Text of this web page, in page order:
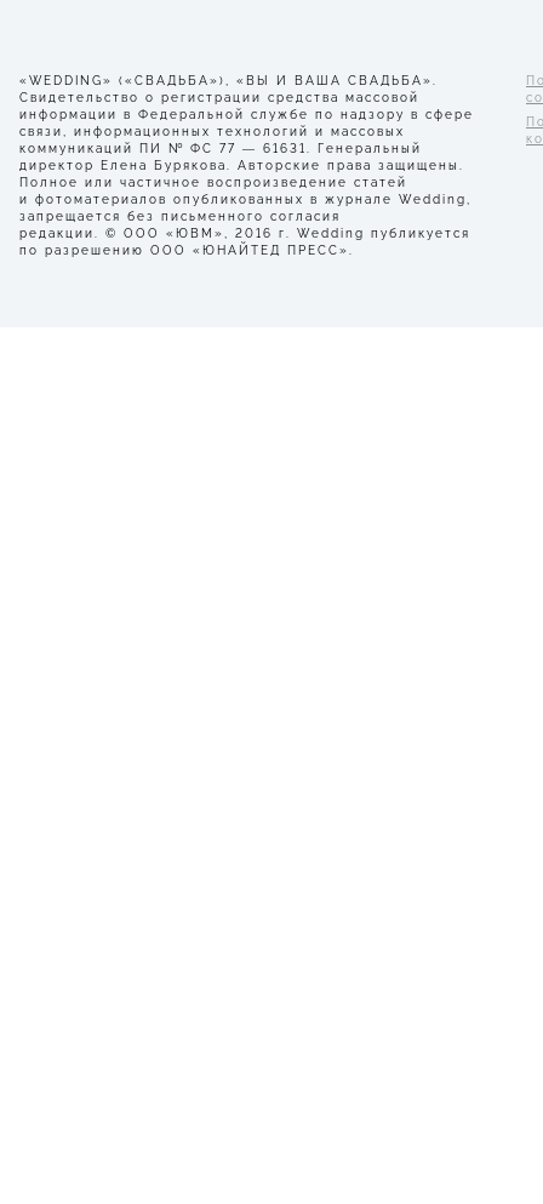
«WEDDING» («СВАДЬБА»), «ВЫ И ВАША СВАДЬБА».
Свидетельство о регистрации средства массовой
информации в Федеральной службе по надзору в сфере
связи, информационных технологий и массовых
коммуникаций ПИ № ФС 77 — 61631. Генеральный
директор Елена Бурякова. Авторские права защищены.
Полное или частичное воспроизведение статей
и фотоматериалов опубликованных в журнале Wedding,
запрещается без письменного согласия
редакции. © ООО «ЮВМ», 2016 г. Wedding публикуется
по разрешению ООО «ЮНАЙТЕД ПРЕСС».